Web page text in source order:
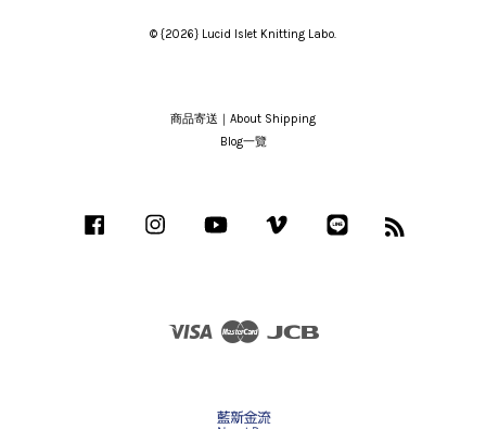
© {2026} Lucid Islet Knitting Labo.
商品寄送｜About Shipping
Blog一覽
Facebook Instagram YouTube
Visa Master